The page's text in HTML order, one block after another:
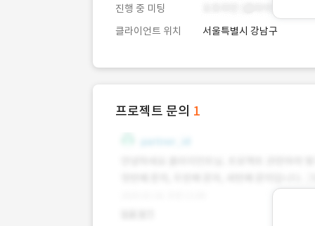
진행 중 미팅
클라이언트 위치
서울특별시 강남구
프로젝트 문의 1